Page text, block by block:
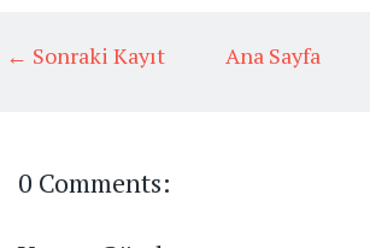
← Sonraki Kayıt Ana Sayfa
0 Comments: